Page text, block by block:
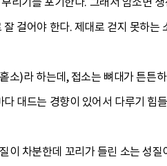
걸어야 한다. 제대로 걷지 못하
소)라 하는데, 접소는 뼈대가 튼튼
대드는 경향이 있어서 다루기
이 차분한데 꼬리가 들린 소는 성